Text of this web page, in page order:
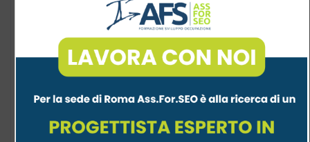
frequenti festival a tema.
Pasticciere
diventare pasticciere ci sono: conoscenze
scientifiche delle materie prime, delle loro